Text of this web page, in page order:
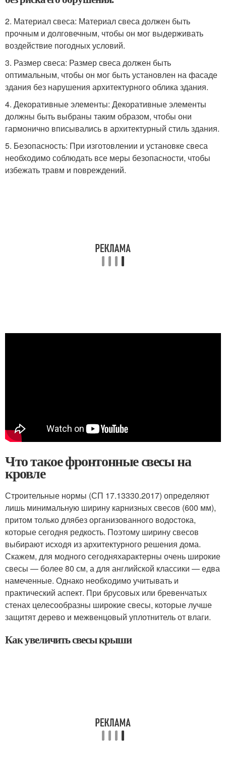
2. Материал свеса: Материал свеса должен быть
прочным и долговечным, чтобы он мог выдерживать
воздействие погодных условий.
3. Размер свеса: Размер свеса должен быть
оптимальным, чтобы он мог быть установлен на фасаде
здания без нарушения архитектурного облика здания.
4. Декоративные элементы: Декоративные элементы
должны быть выбраны таким образом, чтобы они
гармонично вписывались в архитектурный стиль здания.
5. Безопасность: При изготовлении и установке свеса
необходимо соблюдать все меры безопасности, чтобы
избежать травм и повреждений.
Что такое фронтонные свесы на
кровле
Строительные нормы (СП 17.13330.2017) определяют
лишь минимальную ширину карнизных свесов (600 мм),
притом только длябез организованного водостока,
которые сегодня редкость. Поэтому ширину свесов
выбирают исходя из архитектурного решения дома.
Скажем, для модного сегодняхарактерны очень широкие
свесы — более 80 см, а для английской классики — едва
намеченные. Однако необходимо учитывать и
практический аспект. При брусовых или бревенчатых
стенах целесообразны широкие свесы, которые лучше
защитят дерево и межвенцовый уплотнитель от влаги.
Как увеличить свесы крыши